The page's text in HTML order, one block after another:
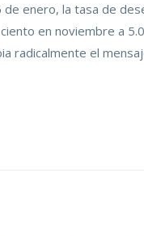
de enero, la tasa de
en noviembre a
radicalmente el